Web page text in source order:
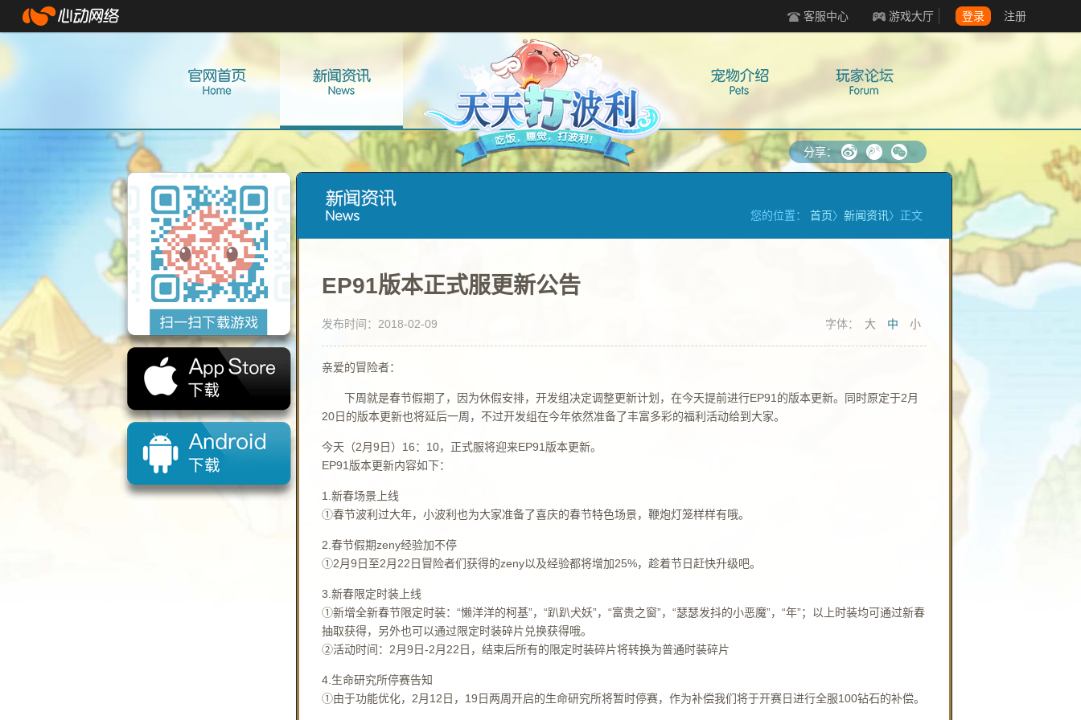
客服中心 游戏大厅 登录 注册
分享： f g w
您的位置： 首页〉 新闻资讯〉正文
EP91版本正式服更新公告
发布时间：2018-02-09 字体： 大 中 小
亲爱的冒险者：
下周就是春节假期了，因为休假安排，开发组决定调整更新计划，在今天提前进行EP91的版本更新。同时原定于2月
20日的版本更新也将延后一周，不过开发组在今年依然准备了丰富多彩的福利活动给到大家。
今天（2月9日）16：10，正式服将迎来EP91版本更新。
EP91版本更新内容如下：
1.新春场景上线
①春节波利过大年，小波利也为大家准备了喜庆的春节特色场景，鞭炮灯笼样样有哦。
2.春节假期zeny经验加不停
①2月9日至2月22日冒险者们获得的zeny以及经验都将增加25%，趁着节日赶快升级吧。
3.新春限定时装上线
①新增全新春节限定时装：“懒洋洋的柯基”，“趴趴犬妖”，“富贵之窗”，“瑟瑟发抖的小恶魔”，“年”；以上时装均可通过新春
抽取获得，另外也可以通过限定时装碎片兑换获得哦。
②活动时间：2月9日-2月22日，结束后所有的限定时装碎片将转换为普通时装碎片
4.生命研究所停赛告知
①由于功能优化，2月12日，19日两周开启的生命研究所将暂时停赛，作为补偿我们将于开赛日进行全服100钻石的补偿。